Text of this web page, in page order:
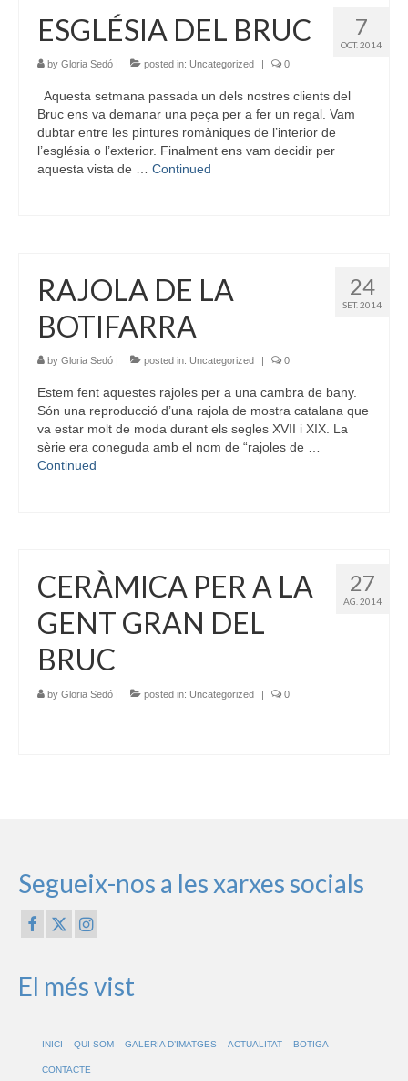
7
OCT. 2014
ESGLÉSIA DEL BRUC
by Gloria Sedó | posted in: Uncategorized | 0
Aquesta setmana passada un dels nostres clients del
Bruc ens va demanar una peça per a fer un regal. Vam
dubtar entre les pintures romàniques de l’interior de
l’església o l’exterior. Finalment ens vam decidir per
aquesta vista de … Continued
24
SET. 2014
RAJOLA DE LA
BOTIFARRA
by Gloria Sedó posted in: Uncategorized 0
Estem fent aquestes rajoles per a una cambra de bany.
Són una reproducció d’una rajola de mostra catalana que
va estar molt de moda durant els segles XVII i XIX. La
sèrie era coneguda amb el nom de “rajoles de …
Continued
27
AG. 2014
CERÀMICA PER A LA
GENT GRAN DEL
BRUC
by Gloria Sedó | posted in: Uncategorized | 0
Segueix-nos a les xarxes socials
El més vist
INICI QUI SOM GALERIA D’IMATGES ACTUALITAT BOTIGA
CONTACTE